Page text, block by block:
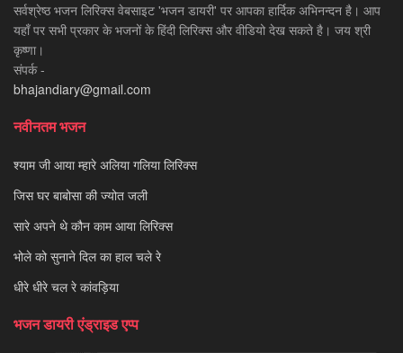
सर्वश्रेष्ठ भजन लिरिक्स वेबसाइट 'भजन डायरी' पर आपका हार्दिक अभिनन्दन है। आप
यहाँ पर सभी प्रकार के भजनों के हिंदी लिरिक्स और वीडियो देख सकते है। जय श्री
कृष्णा।
संपर्क -
bhajandiary@gmail.com
नवीनतम भजन
श्याम जी आया म्हारे अलिया गलिया लिरिक्स
जिस घर बाबोसा की ज्योत जली
सारे अपने थे कौन काम आया लिरिक्स
भोले को सुनाने दिल का हाल चले रे
धीरे धीरे चल रे कांवड़िया
भजन डायरी एंड्राइड एप्प